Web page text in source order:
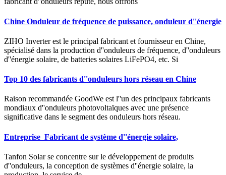
Chine Onduleur de fréquence de puissance, onduleur d''énergie
ZIHO Inverter est le principal fabricant et fournisseur en Chine,
spécialisé dans la production d''onduleurs de fréquence, d''onduleurs
d''énergie solaire, de batteries solaires LiFePO4, etc. Si
Top 10 des fabricants d''onduleurs hors réseau en Chine
Raison recommandée GoodWe est l''un des principaux fabricants
mondiaux d''onduleurs photovoltaïques avec une présence
significative dans le segment des onduleurs hors réseau.
Entreprise_Fabricant de système d''énergie solaire,
Tanfon Solar se concentre sur le développement de produits
d''onduleurs, la conception de systèmes d''énergie solaire, la